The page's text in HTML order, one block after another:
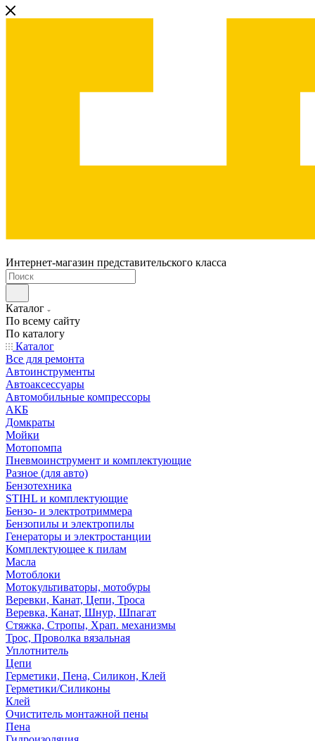
Интернет-магазин представительского класса
Каталог
По всему сайту
По каталогу
Каталог
Все для ремонта
Автоинструменты
Автоаксессуары
Автомобильные компрессоры
АКБ
Домкраты
Мойки
Мотопомпа
Пневмоинструмент и комплектующие
Разное (для авто)
Бензотехника
STIHL и комплектующие
Бензо- и электротриммера
Бензопилы и электропилы
Генераторы и электростанции
Комплектующее к пилам
Масла
Мотоблоки
Мотокультиваторы, мотобуры
Веревки, Канат, Цепи, Троса
Веревка, Канат, Шнур, Шпагат
Стяжка, Стропы, Храп. механизмы
Трос, Проволка вязальная
Уплотнитель
Цепи
Герметики, Пена, Силикон, Клей
Герметики/Силиконы
Клей
Очиститель монтажной пены
Пена